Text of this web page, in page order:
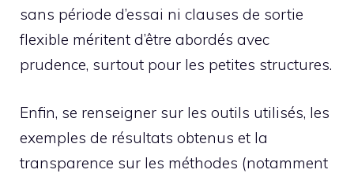
sans période d’essai ni clauses de sortie
flexible méritent d’être abordés avec
prudence, surtout pour les petites structures.
Enfin, se renseigner sur les outils utilisés, les
exemples de résultats obtenus et la
transparence sur les méthodes (notamment